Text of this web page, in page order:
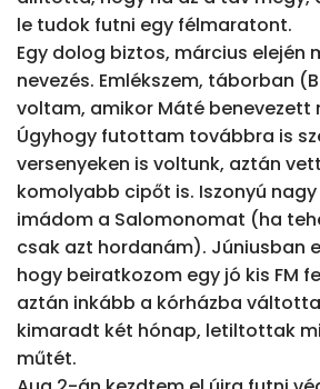
le tudok futni egy félmaratont.
Egy dolog biztos, március elején
nevezés. Emlékszem, táborban
voltam, amikor Máté benevezett
Úgyhogy futottam továbbra is
versenyeken is voltunk, aztán
komolyabb cipőt is. Iszonyú
imádom a Salomonomat (ha
csak azt hordanám). Júniusban
hogy beiratkozom egy jó kis FM
aztán inkább a kórházba
kimaradt két hónap, letiltottak
műtét.